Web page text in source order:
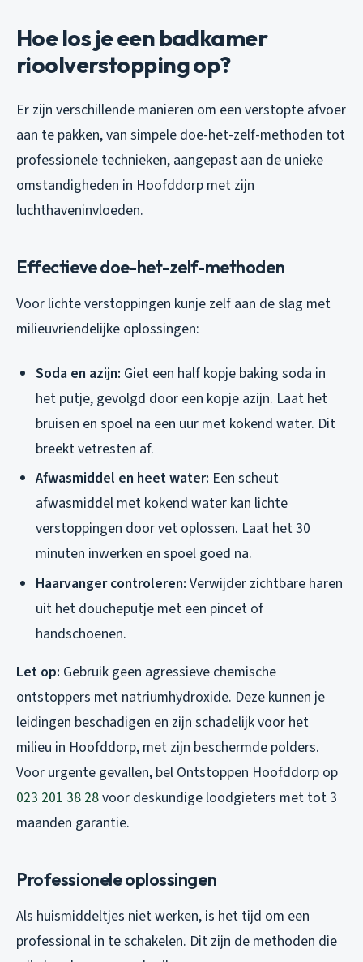
Hoe los je een badkamer
rioolverstopping op?
Er zijn verschillende manieren om een verstopte afvoer
aan te pakken, van simpele doe-het-zelf-methoden tot
professionele technieken, aangepast aan de unieke
omstandigheden in Hoofddorp met zijn
luchthaveninvloeden.
Effectieve doe-het-zelf-methoden
Voor lichte verstoppingen kunje zelf aan de slag met
milieuvriendelijke oplossingen:
Soda en azijn: Giet een half kopje baking soda in
het putje, gevolgd door een kopje azijn. Laat het
bruisen en spoel na een uur met kokend water. Dit
breekt vetresten af.
Afwasmiddel en heet water: Een scheut
afwasmiddel met kokend water kan lichte
verstoppingen door vet oplossen. Laat het 30
minuten inwerken en spoel goed na.
Haarvanger controleren: Verwijder zichtbare haren
uit het doucheputje met een pincet of
handschoenen.
Let op: Gebruik geen agressieve chemische
ontstoppers met natriumhydroxide. Deze kunnen je
leidingen beschadigen en zijn schadelijk voor het
milieu in Hoofddorp, met zijn beschermde polders.
Voor urgente gevallen, bel Ontstoppen Hoofddorp op
023 201 38 28voor deskundige loodgieters met tot 3
maanden garantie.
Professionele oplossingen
Als huismiddeltjes niet werken, is het tijd om een
professional in te schakelen. Dit zijn de methoden die